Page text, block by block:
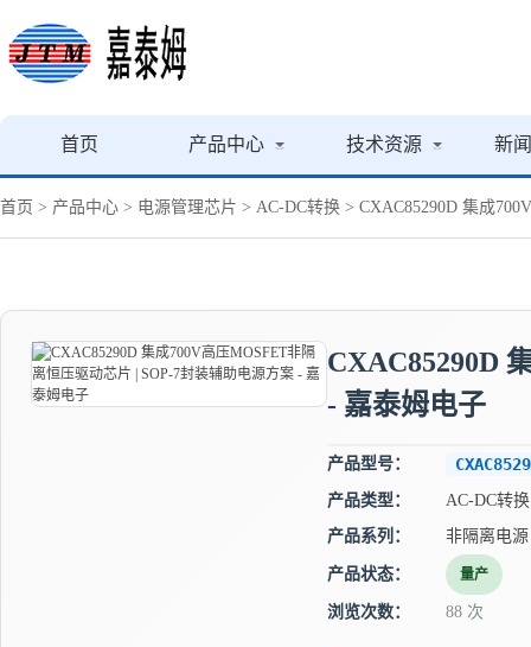
首页 产品中心 技术资源 新
首页 > 产品中心 > 电源管理芯片 > AC-DC转换 > CXAC85290D 集成
CXAC85290D
- 嘉泰姆电子
产品型号：
产品类型：
AC-DC转换
产品系列：
非隔离电源
产品状态： 量产
浏览次数： 88 次